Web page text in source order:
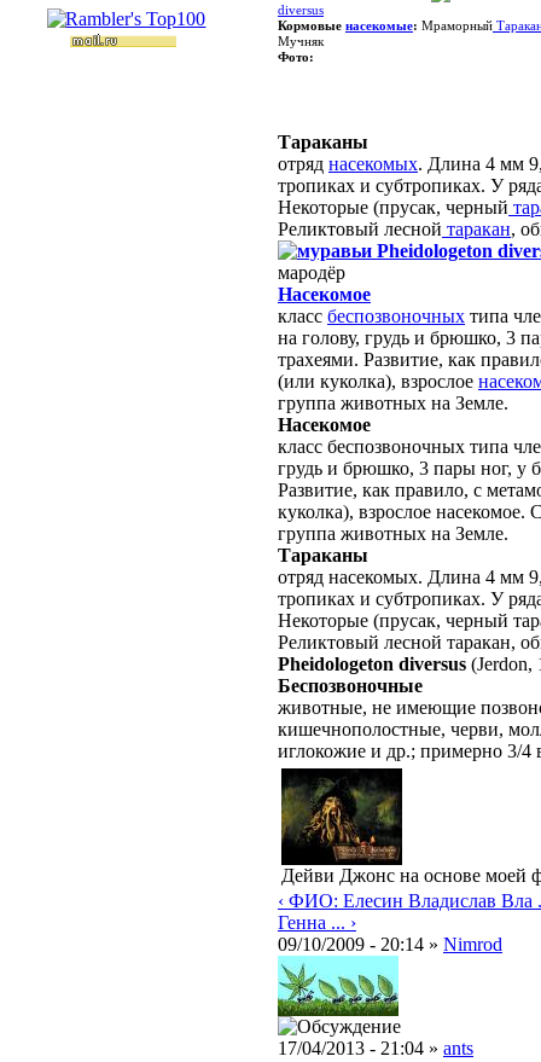
diversus
Кормовые насекомые: Мраморный
Мучняк
Фото:
Тараканы
отряд насекомых. Длина 4 мм
тропиках и субтропиках. У
Некоторые (прусак, черный
Реликтовый лесной таракан,
Pheidologeton
мародёр
Насекомое
класс беспозвоночных типа
на голову, грудь и брюшко, 3
трахеями. Развитие, как
(или куколка), взрослое
группа животных на Земле.
Насекомое
класс беспозвоночных типа
грудь и брюшко, 3 пары ног, у
Развитие, как правило, с
куколка), взрослое насекомое.
группа животных на Земле.
Тараканы
отряд насекомых. Длина 4 мм
тропиках и субтропиках. У
Некоторые (прусак, черный
Реликтовый лесной таракан,
Pheidologeton diversus (Jerdon,
Беспозвоночные
животные, не имеющие
кишечнополостные, черви,
иглокожие и др.; примерно 3/4
Дейви Джонс на основе моей
‹ ФИО: Елесин Владислав Вла
Генна ... ›
09/10/2009 - 20:14 » Nimrod
17/04/2013 - 21:04 » ants